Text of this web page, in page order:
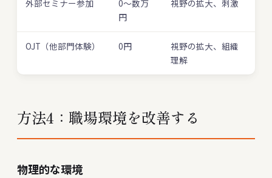
外部セミナー参加
0〜数万
円
視野の拡大、刺激
OJT（他部門体験） 0円
視野の拡大、組織
理解
方法4：職場環境を改善する
物理的な環境